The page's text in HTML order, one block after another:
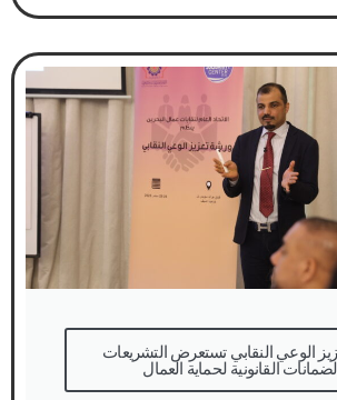
القانونية لحماية العمال